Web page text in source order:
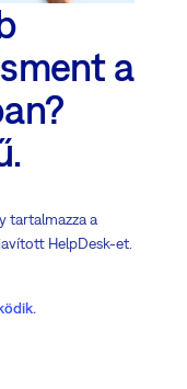
a
tartalmazza a
HelpDesk-et.